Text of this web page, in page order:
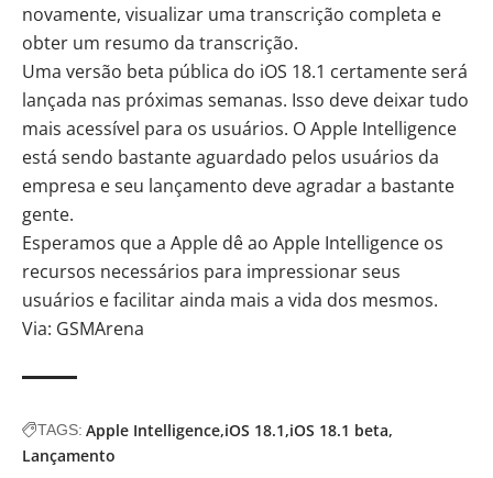
novamente, visualizar uma transcrição completa e
obter um resumo da transcrição.
Uma versão beta pública do iOS 18.1 certamente será
lançada nas próximas semanas. Isso deve deixar tudo
mais acessível para os usuários. O Apple Intelligence
está sendo bastante aguardado pelos usuários da
empresa e seu lançamento deve agradar a bastante
gente.
Esperamos que a Apple dê ao Apple Intelligence os
recursos necessários para impressionar seus
usuários e facilitar ainda mais a vida dos mesmos.
Via: GSMArena
TAGS: Apple Intelligence iOS 18.1 iOS 18.1 beta
Lançamento